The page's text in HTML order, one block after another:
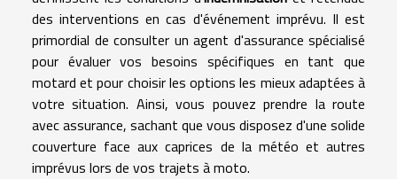
des interventions en cas d'événement imprévu. Il est
primordial de consulter un agent d'assurance spécialisé
pour évaluer vos besoins spécifiques en tant que
motard et pour choisir les options les mieux adaptées à
votre situation. Ainsi, vous pouvez prendre la route
avec assurance, sachant que vous disposez d'une solide
couverture face aux caprices de la météo et autres
imprévus lors de vos trajets à moto.